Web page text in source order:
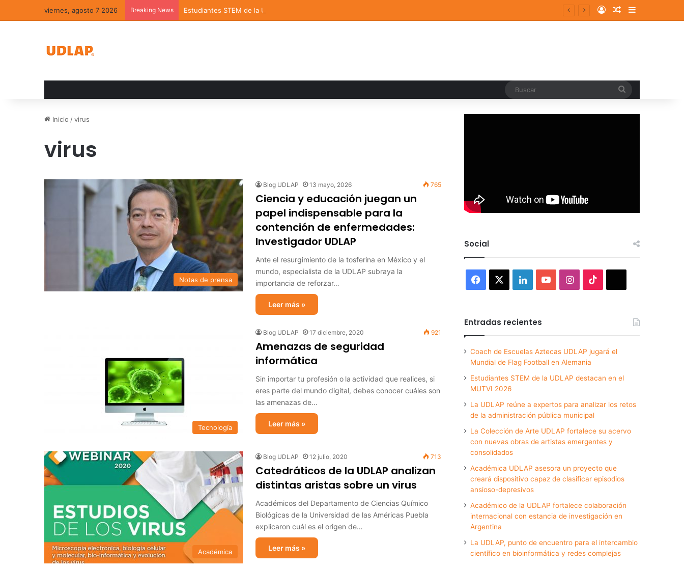
viernes, agosto 7 2026 Breaking News Estudiantes STEM de la UDLAP destacan en el MUTVI 2026 Log InRandom Article
Sidebar
Inicio /virus
virus
Notas de prensa
Blog UDLAP 13 mayo, 2026 765
Ciencia y educación juegan un
papel indispensable para la
contención de enfermedades:
Investigador UDLAP
Ante el resurgimiento de la tosferina en México y el
mundo, especialista de la UDLAP subraya la
importancia de reforzar…
Leer más »
Tecnología
Blog UDLAP 17 diciembre, 2020 921
Amenazas de seguridad
informática
Sin importar tu profesión o la actividad que realices, si
eres parte del mundo digital, debes conocer cuáles son
las amenazas de…
Leer más »
Académica
Blog UDLAP 12 julio, 2020 713
Catedráticos de la UDLAP analizan
distintas aristas sobre un virus
Académicos del Departamento de Ciencias Químico
Biológicas de la Universidad de las Américas Puebla
explicaron cuál es el origen de…
Leer más »
Social
Facebook LinkedInYouTubeInstagram
Entradas recientes
Coach de Escuelas Aztecas UDLAP jugará el
Mundial de Flag Football en Alemania
Estudiantes STEM de la UDLAP destacan en el
MUTVI 2026
La UDLAP reúne a expertos para analizar los retos
de la administración pública municipal
La Colección de Arte UDLAP fortalece su acervo
con nuevas obras de artistas emergentes y
consolidados
Académica UDLAP asesora un proyecto que
creará dispositivo capaz de clasificar episodios
ansioso-depresivos
Académico de la UDLAP fortalece colaboración
internacional con estancia de investigación en
Argentina
La UDLAP, punto de encuentro para el intercambio
científico en bioinformática y redes complejas